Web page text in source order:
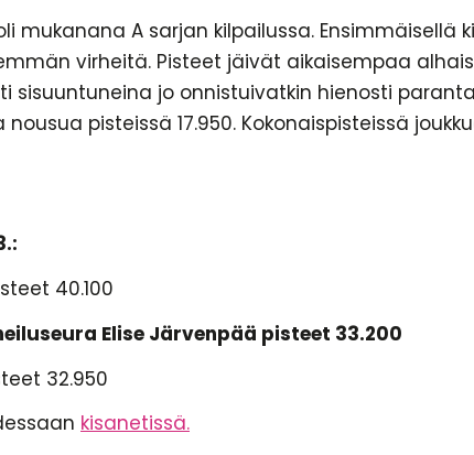
mukanana A sarjan kilpailussa. Ensimmäisellä
virheitä. Pisteet jäivät aikaisempaa
sisuuntuneina jo onnistuivatkin hienosti
pisteissä 17.950. Kokonaispisteissä
40.100
Elise Järvenpää pisteet 33.200
32.950
kisanetissä.